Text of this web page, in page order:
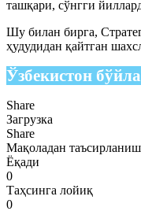
ташқари, сўнгги
Шу билан бирга,
ҳудудидан қайтган
Ўзбекистон
Share
Загрузка
Share
Мақоладан таъсирланиш
Ёқади
0
Таҳсинга лойиқ
0